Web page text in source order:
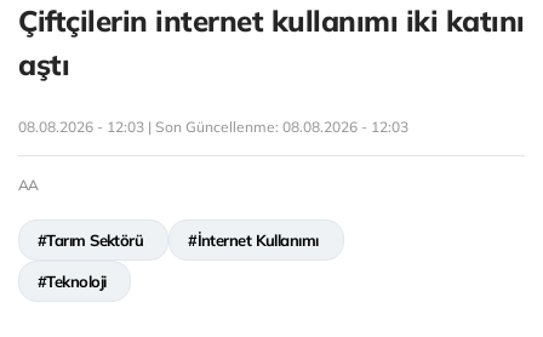
Çiftçilerin internet kullanımı iki katını
aştı
08.08.2026 - 12:03 | Son Güncellenme: 08.08.2026 - 12:03
AA
#Tarım Sektörü #İnternet Kullanımı
#Teknoloji